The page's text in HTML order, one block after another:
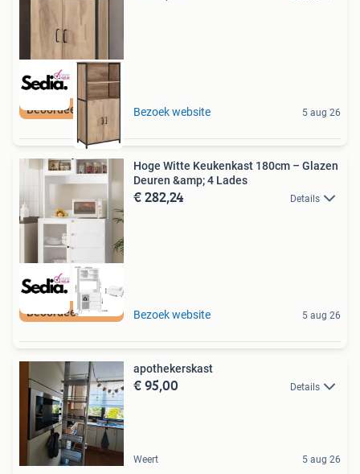
Bezoek website 5 aug 26
Hoge Witte Keukenkast 180cm – Glazen
Deuren &amp; 4 Lades
€ 282,24 Details
Bezoek website 5 aug 26
apothekerskast
€ 95,00 Details
Weert 5 aug 26